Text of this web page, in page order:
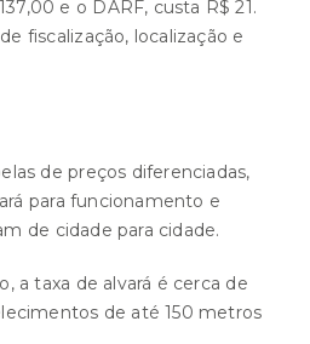
e o DARF, custa R$ 21.
fiscalização, localização e
de preços diferenciadas,
para funcionamento e
de cidade para cidade.
a taxa de alvará é cerca de
de até 150 metros